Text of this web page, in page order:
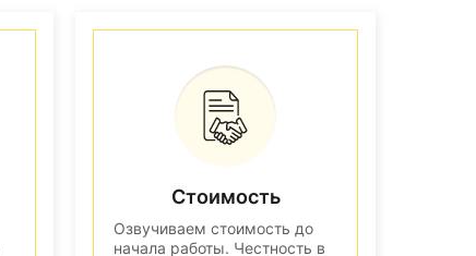
Стоимость
Озвучиваем стоимость до
начала работы. Честность в